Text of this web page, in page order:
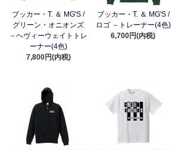
ブッカー・T. ＆ MG'S /
グリーン・オニオンズ
－ヘヴィーウェイトトレ
ーナー(4色)
7,800円(内税)
ブッカー・T. ＆ MG'S /
ロゴ －トレーナー(4色)
6,700円(内税)